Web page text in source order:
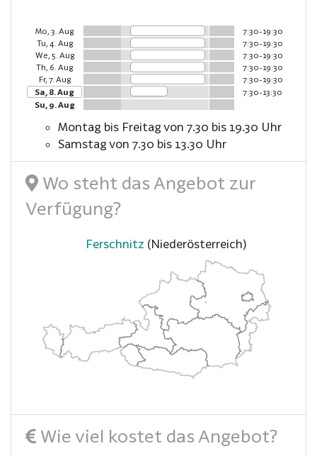
Mo, 3. Aug
7:30-19:30
Tu, 4. Aug
7:30-19:30
We, 5. Aug
7:30-19:30
Th, 6. Aug
7:30-19:30
Fr, 7. Aug
7:30-19:30
Sa, 8. Aug
7:30-13:30
Su, 9. Aug
Montag bis Freitag von 7.30 bis 19.30 Uhr
Samstag von 7.30 bis 13.30 Uhr
Wo steht das Angebot zur
Verfügung?
Ferschnitz (Niederösterreich)
Wie viel kostet das Angebot?